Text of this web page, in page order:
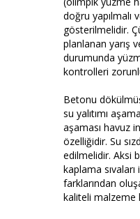
doğru yapılmalı
gösterilmelidir.
planlanan yarış
durumunda
kontrolleri
Betonu
su yalıtımı
aşaması havuz
özelliğidir. Su
edilmelidir. Aksi
kaplama
farklarından
kaliteli malzeme